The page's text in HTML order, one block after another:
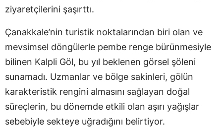
ziyaretçilerini şaşırttı.
Çanakkale’nin turistik noktalarından biri olan ve
mevsimsel döngülerle pembe renge bürünmesiyle
bilinen Kalpli Göl, bu yıl beklenen görsel şöleni
sunamadı. Uzmanlar ve bölge sakinleri, gölün
karakteristik rengini almasını sağlayan doğal
süreçlerin, bu dönemde etkili olan aşırı yağışlar
sebebiyle sekteye uğradığını belirtiyor.